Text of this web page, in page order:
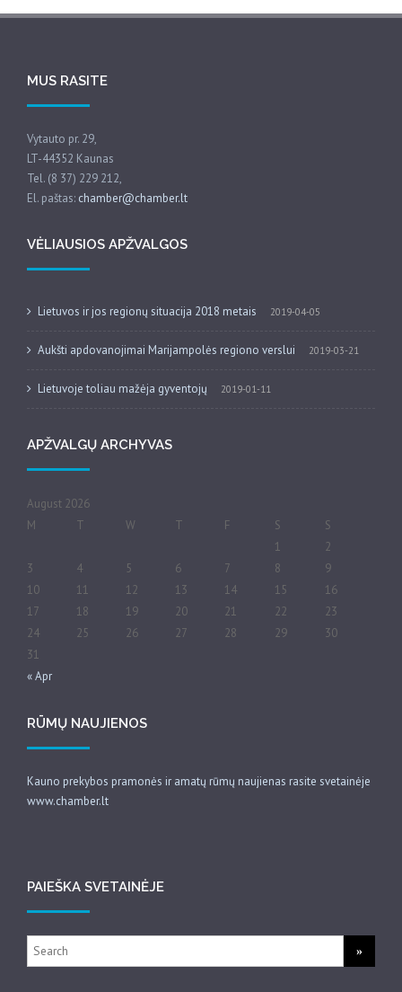
MUS RASITE
Vytauto pr. 29,
LT-44352 Kaunas
Tel. (8 37) 229 212,
El. paštas: chamber@chamber.lt
VĖLIAUSIOS APŽVALGOS
Lietuvos ir jos regionų situacija 2018 metais 2019-04-05
Aukšti apdovanojimai Marijampolės regiono verslui 2019-03-21
Lietuvoje toliau mažėja gyventojų 2019-01-11
APŽVALGŲ ARCHYVAS
August 2026
M
T W T F S S
« Apr
1
2
3
4 5 6 7 8
9
10
11 12 13 14 15
16
17
18 19 20 21 22
23
24
25 26 27 28 29
30
31
RŪMŲ NAUJIENOS
Kauno prekybos pramonės ir amatų rūmų naujienas rasite svetainėje
www.chamber.lt
PAIEŠKA SVETAINĖJE